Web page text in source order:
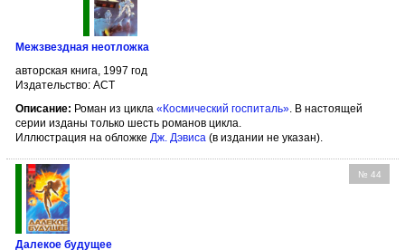
Межзвездная неотложка
авторская книга, 1997 год
Издательство: АСТ
Описание: Роман из цикла «Космический госпиталь» . В настоящей
серии изданы только шесть романов цикла.
Иллюстрация на обложке Дж. Дэвиса (в издании не указан).
№ 44
Далекое будущее